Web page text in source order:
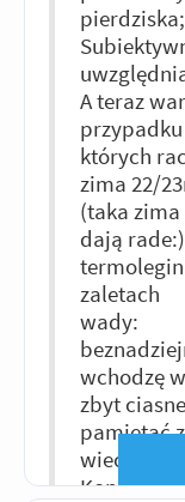
A teraz
których
zima 22/
(taka zima
dają
zaletach
wady:
wchodzę
zbyt
pamiętać
wiec